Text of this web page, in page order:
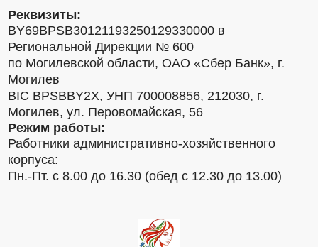
Реквизиты:
BY69BPSB30121193250129330000 в
Региональной Дирекции № 600
по Могилевской области, ОАО «Сбер Банк», г.
Могилев
BIC BPSBBY2X, УНП 700008856, 212030, г.
Могилев, ул. Перовомайская, 56
Режим работы:
Работники административно-хозяйственного
корпуса:
Пн.-Пт. с 8.00 до 16.30 (обед с 12.30 до 13.00)